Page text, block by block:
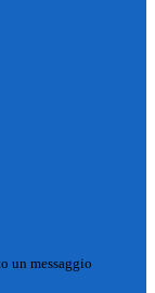
un messaggio